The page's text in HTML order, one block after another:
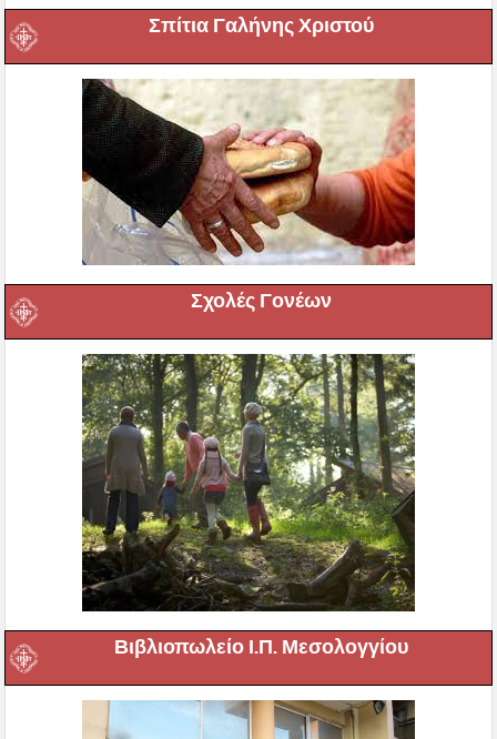
Σπίτια Γαλήνης Χριστού
Σχολές Γονέων
Βιβλιοπωλείο Ι.Π. Μεσολογγίου